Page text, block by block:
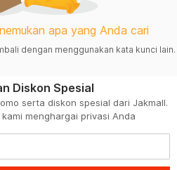
apa yang Anda cari
dengan menggunakan kata kunci lain.
Diskon Spesial
serta diskon spesial dari Jakmall.
menghargai privasi Anda